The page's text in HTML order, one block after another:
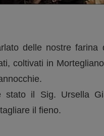
delle nostre farina
coltivati in
stato il Sig. Ursella
il fieno.